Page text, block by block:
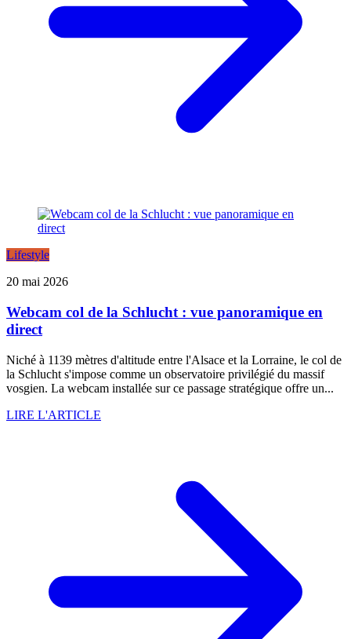
Lifestyle
20 mai 2026
Webcam col de la Schlucht : vue panoramique en
direct
Niché à 1139 mètres d'altitude entre l'Alsace et la Lorraine, le col de
la Schlucht s'impose comme un observatoire privilégié du massif
vosgien. La webcam installée sur ce passage stratégique offre un...
LIRE L'ARTICLE